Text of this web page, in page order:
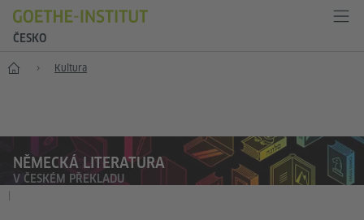
ČESKO
Hlavní stránka
Kultura
NĚMECKÁ LITERATURA
V ČESKÉM PŘEKLADU